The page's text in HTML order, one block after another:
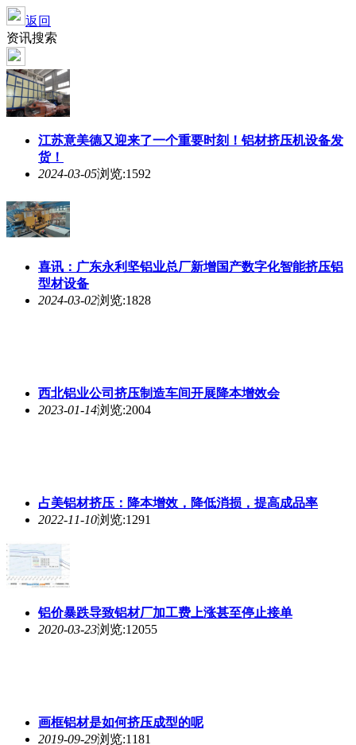
返回
资讯搜索
江苏意美德又迎来了一个重要时刻！铝材挤压机设备发
货！
2024-03-05浏览:1592
喜讯：广东永利坚铝业总厂新增国产数字化智能挤压铝
型材设备
2024-03-02浏览:1828
西北铝业公司 挤压制造车间开展降本增效会
2023-01-14浏览:2004
占美铝材挤压 ：降本增效，降低消损，提高成品率
2022-11-10浏览:1291
铝价暴跌导致铝材厂加工费上涨甚至停止接单
2020-03-23浏览:12055
画框铝材是如何挤压成型的呢
2019-09-29浏览:1181